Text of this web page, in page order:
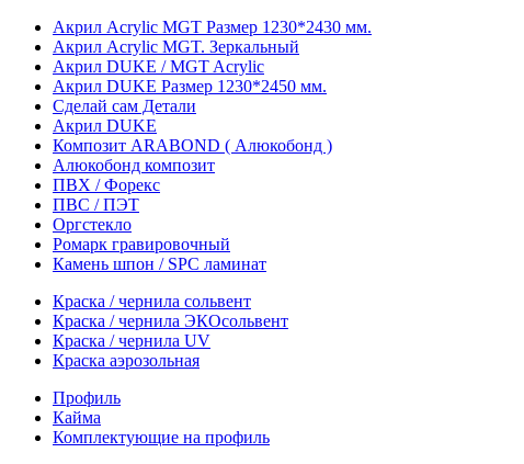
Акрил Acrylic MGT Размер 1230*2430 мм.
Акрил Acrylic MGT. Зеркальный
Акрил DUKE / MGT Acrylic
Акрил DUKE Размер 1230*2450 мм.
Сделай сам Детали
Акрил DUKE
Композит ARABOND ( Алюкобонд )
Алюкобонд композит
ПВХ / Форекс
ПВС / ПЭТ
Оргстекло
Ромарк гравировочный
Камень шпон / SPC ламинат
Краска / чернила сольвент
Краска / чернила ЭКОсольвент
Краска / чернила UV
Краска аэрозольная
Профиль
Кайма
Комплектующие на профиль